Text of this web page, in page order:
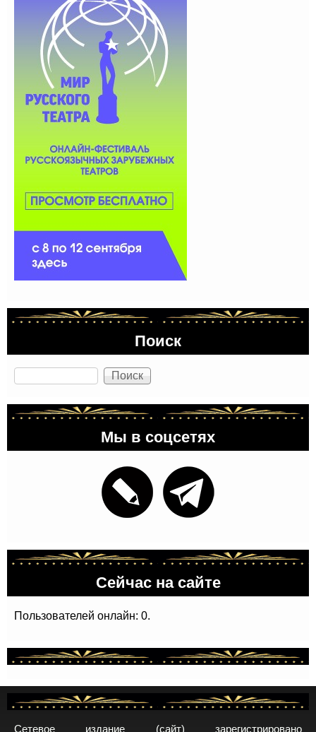
Поиск
Поиск
Мы в соцсетях
Сейчас на сайте
Пользователей онлайн: 0.
Сетевое издание (сайт) зарегистрировано